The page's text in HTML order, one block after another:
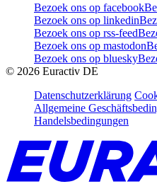
Bezoek ons op facebook
Bezoek ons op linkedin
Bezoek ons op rss-feed
Bezoek ons op mastodon
Bezoek ons op bluesky
© 2026 Euractiv DE
Datenschutzerklärung
Allgemeine
Handelsbedingungen